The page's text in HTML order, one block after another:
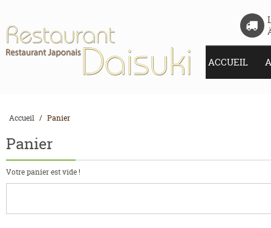
ACCUEIL
Accueil Panier
Panier
Votre panier est vide !